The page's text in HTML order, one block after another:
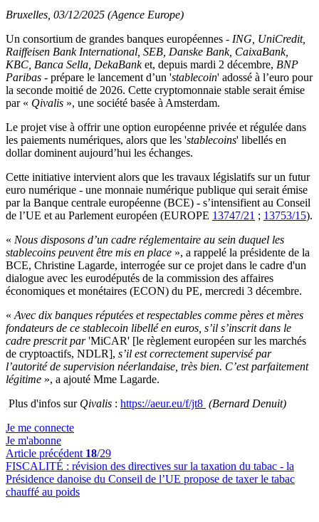
Bruxelles, 03/12/2025 (Agence Europe)
Un consortium de grandes banques européennes - ING, UniCredit,
Raiffeisen Bank International, SEB, Danske Bank, CaixaBank,
KBC, Banca Sella, DekaBanket, depuis mardi 2 décembre, BNP
Paribas - prépare le lancement d’un 'stablecoin' adossé à l’euro pour
la seconde moitié de 2026. Cette cryptomonnaie stable serait émise
par « Qivalis », une société basée à Amsterdam.
Le projet vise à offrir une option européenne privée et régulée dans
les paiements numériques, alors que les 'stablecoins' libellés en
dollar dominent aujourd’hui les échanges.
Cette initiative intervient alors que les travaux législatifs sur un futur
euro numérique - une monnaie numérique publique qui serait émise
par la Banque centrale européenne (BCE) - s’intensifient au Conseil
de l’UE et au Parlement européen (EUROPE 13747/21 ; 13753/15).
« Nous disposons d’un cadre réglementaire au sein duquel les
stablecoins peuvent être mis en place », a rappelé la présidente de la
BCE, Christine Lagarde, interrogée sur ce projet dans le cadre d'un
dialogue avec les eurodéputés de la commission des affaires
économiques et monétaires (ECON) du PE, mercredi 3 décembre.
« Avec dix banques réputées et respectables comme pères et mères
fondateurs de ce stablecoin libellé en euros, s’il s’inscrit dans le
cadre prescrit par'MiCAR' [le règlement européen sur les marchés
de cryptoactifs, NDLR], s’il est correctement supervisé par
l’autorité de supervision néerlandaise, très bien. C’est parfaitement
légitime », a ajouté Mme Lagarde.
Plus d'infos sur Qivalis : https://aeur.eu/f/jt8 (Bernard Denuit)
Je me connecte
Je m'abonne
Article précédent 18/29
FISCALITÉ : révision des directives sur la taxation du tabac - la
Présidence danoise du Conseil de l’UE propose de taxer le tabac
chauffé au poids